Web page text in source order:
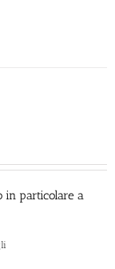
in particolare a